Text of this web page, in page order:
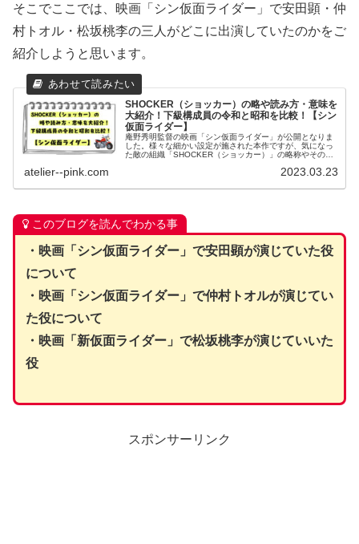
そこでここでは、映画「シン仮面ライダー」で安田顕・仲
村トオル・松坂桃李の三人がどこに出演していたのかをご
紹介しようと思います。
SHOCKER（ショッカー）の略や読み方・意味を
大紹介！下級構成員の令和と昭和を比較！【シン
仮面ライダー】
庵野秀明監督の映画「シン仮面ライダー」が公開となりま
した。様々な細かい設定が施された本作ですが、気になっ
た敵の組織「SHOCKER（ショッカー）」の略称やその読
atelier--pink.com 2023.03.23
このブログを読んでわかる事
・映画「シン仮面ライダー」で安田顕が演じていた役
について
・映画「シン仮面ライダー」で仲村トオルが演じてい
た役について
・映画「新仮面ライダー」で松坂桃李が演じていいた
役
スポンサーリンク